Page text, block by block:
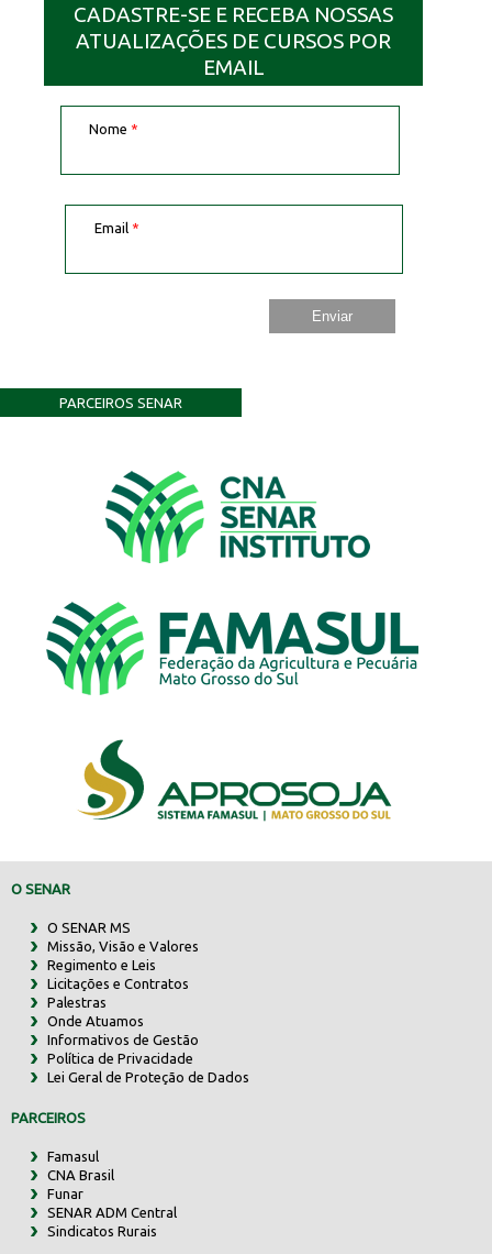
CADASTRE-SE E RECEBA NOSSAS
ATUALIZAÇÕES DE CURSOS POR
EMAIL
Nome *
Email *
PARCEIROS SENAR
O SENAR
O SENAR MS
Missão, Visão e Valores
Regimento e Leis
Licitações e Contratos
Palestras
Onde Atuamos
Informativos de Gestão
Política de Privacidade
Lei Geral de Proteção de Dados
PARCEIROS
Famasul
CNA Brasil
Funar
SENAR ADM Central
Sindicatos Rurais